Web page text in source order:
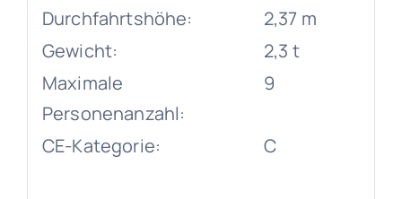
Durchfahrtshöhe:
2,37 m
Gewicht:
2,3 t
Maximale
Personenanzahl:
9
CE-Kategorie: C